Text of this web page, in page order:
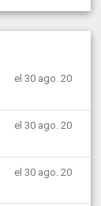
el 30 ago. 20
el 30 ago. 20
el 30 ago. 20